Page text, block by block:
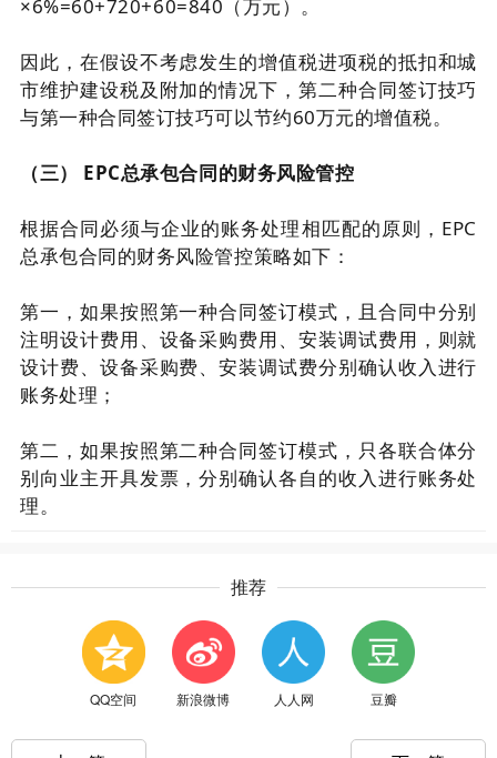
×6%=60+720+60=840（万元）。
因此，在假设不考虑发生的增值税进项税的抵扣和城
市维护建设税及附加的情况下，第二种合同签订技巧
与第一种合同签订技巧可以节约60万元的增值税。
（三） EPC总承包合同的财务风险管控
根据合同必须与企业的账务处理相匹配的原则，EPC
总承包合同的财务风险管控策略如下：
第一，如果按照第一种合同签订模式，且合同中分别
注明设计费用、设备采购费用、安装调试费用，则就
设计费、设备采购费、安装调试费分别确认收入进行
账务处理；
第二，如果按照第二种合同签订模式，只各联合体分
别向业主开具发票，分别确认各自的收入进行账务处
理。
推荐
QQ空间 新浪微博 人人网 豆瓣